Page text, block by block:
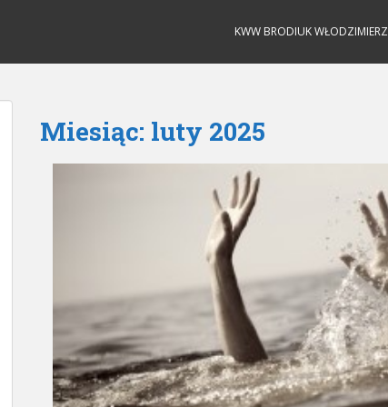
KWW BRODIUK WŁODZIMIERZ
Miesiąc: luty 2025